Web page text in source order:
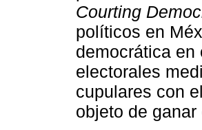
Courting
políticos en
democrática
electorales
cupulares con
objeto de